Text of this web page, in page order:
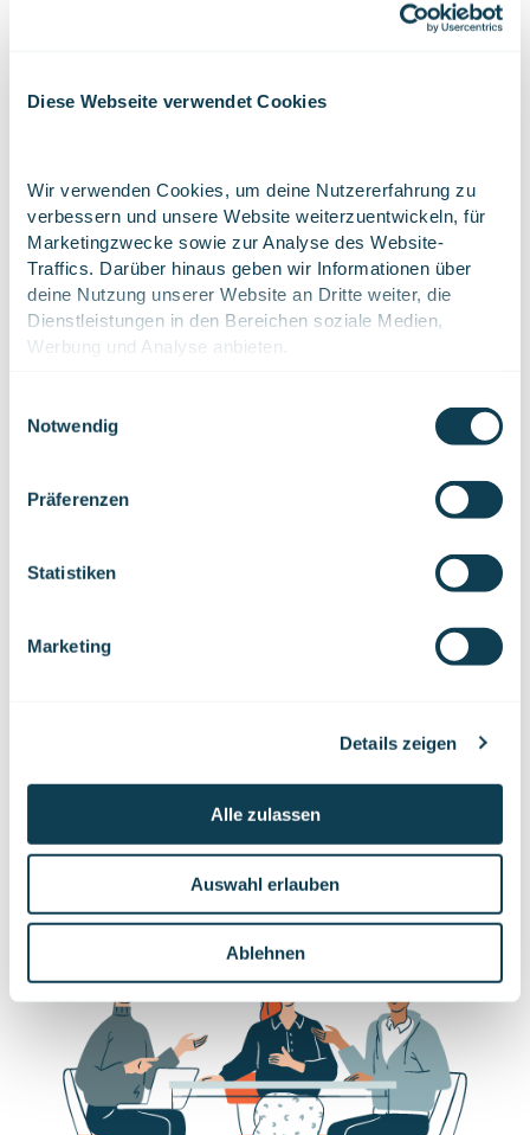
Diese Webseite verwendet Cookies
Wir verwenden Cookies, um deine Nutzererfahrung zu
verbessern und unsere Website weiterzuentwickeln, für
Marketingzwecke sowie zur Analyse des Website-
Traffics. Darüber hinaus geben wir Informationen über
deine Nutzung unserer Website an Dritte weiter, die
Dienstleistungen in den Bereichen soziale Medien,
Werbung und Analyse anbieten.
Einstellungen jederzeit über das Icon in der unteren
process your information.
Notwendig
Präferenzen
Statistiken
Marketing
Details zeigen
Alle zulassen
Auswahl erlauben
Ablehnen
Salzburg
Jetzt bewerben
Junior Scrum Master (m/w/d)
Jetzt bewerben
8 standorte